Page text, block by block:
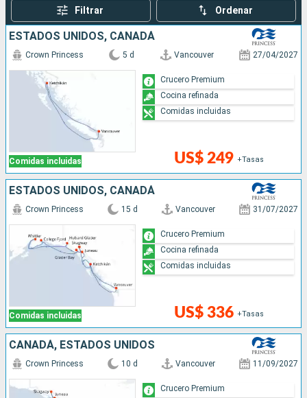
Filtrar Ordenar
ESTADOS UNIDOS, CANADÁ
Comidas incluidas
Crown Princess 5 d Vancouver 27/04/2027
US$ 249 +Tasas
Crucero Premium
Cocina refinada
Comidas incluidas
ESTADOS UNIDOS, CANADÁ
Comidas incluidas
Crown Princess 15 d Vancouver 31/07/2027
US$ 336 +Tasas
Crucero Premium
Cocina refinada
Comidas incluidas
CANADÁ, ESTADOS UNIDOS
Crown Princess 10 d Vancouver 11/09/2027
Crucero Premium